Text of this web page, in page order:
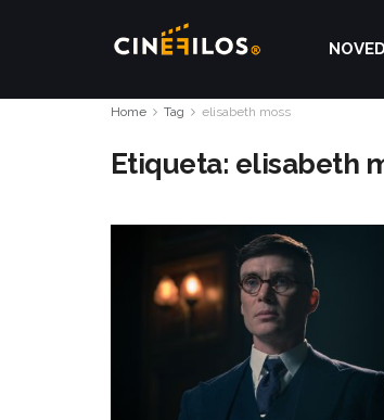
Home Tag elisabeth moss
Etiqueta: elisabeth